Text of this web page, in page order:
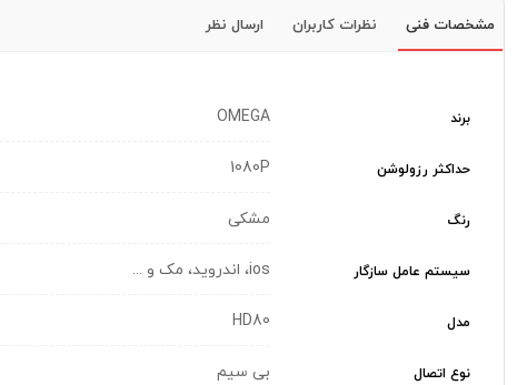
مشخصات فنی نظرات کاربران ارسال نظر
برند OMEGA
حداکثر رزولوشن 1080P
رنگ مشکی
سیستم عامل سازگار ios، اندروید، مک و ...
مدل HD80
نوع اتصال بی سیم